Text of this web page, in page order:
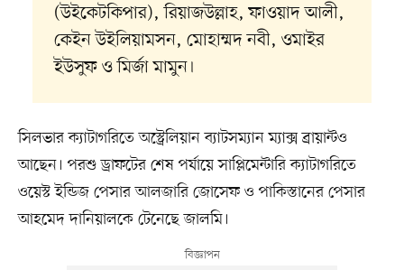
(উইকেটকিপার), রিয়াজউল্লাহ, ফাওয়াদ আলী,
কেইন উইলিয়ামসন, মোহাম্মদ নবী, ওমাইর
ইউসুফ ও মির্জা মামুন।
সিলভার ক্যাটাগরিতে অস্ট্রেলিয়ান ব্যাটসম্যান ম্যাক্স ব্রায়ান্টও
আছেন। পরশু ড্রাফটের শেষ পর্যায়ে সাপ্লিমেন্টারি ক্যাটাগরিতে
ওয়েস্ট ইন্ডিজ পেসার আলজারি জোসেফ ও পাকিস্তানের পেসার
আহমেদ দানিয়ালকে টেনেছে জালমি।